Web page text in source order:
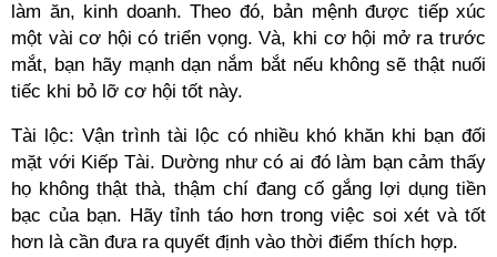
làm ăn, kinh doanh. Theo đó, bản mệnh được tiếp xúc
một vài cơ hội có triển vọng. Và, khi cơ hội mở ra trước
mắt, bạn hãy mạnh dạn nắm bắt nếu không sẽ thật nuối
tiếc khi bỏ lỡ cơ hội tốt này.
Tài lộc: Vận trình tài lộc có nhiều khó khăn khi bạn đối
mặt với Kiếp Tài. Dường như có ai đó làm bạn cảm thấy
họ không thật thà, thậm chí đang cố gắng lợi dụng tiền
bạc của bạn. Hãy tỉnh táo hơn trong việc soi xét và tốt
hơn là cần đưa ra quyết định vào thời điểm thích hợp.